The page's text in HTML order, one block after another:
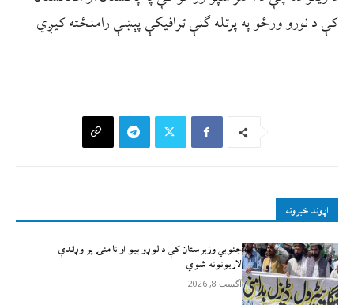
کې د نورو ورځو په پرتله ګڼې ټرافیکې پېښې رامنځته کیږي
اړوند خبرونه
جنوبي وزیرستان کې د لوړو بیو او ناامنۍ پر وړاندې
لاريونونه شوي
آگست 8, 2026